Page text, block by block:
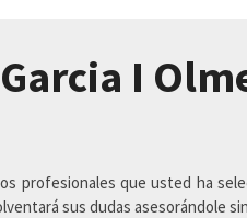
I
profesionales que usted ha
sus dudas asesorándole